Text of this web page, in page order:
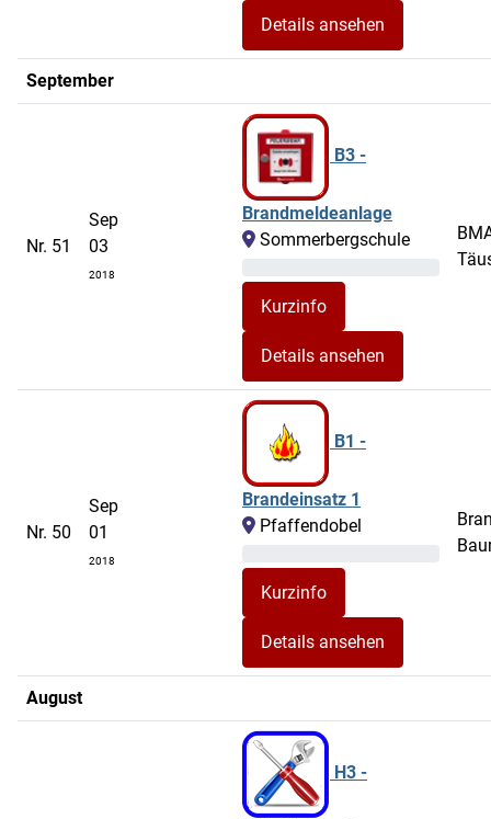
Details ansehen
September
Nr. 51
Sep
03
2018
B3 -
Brandmeldeanlage
Sommerbergschule
Details ansehen
Nr. 50
Sep
01
2018
B1 -
Brandeinsatz 1
Pfaffendobel
Details ansehen
August
H3 -